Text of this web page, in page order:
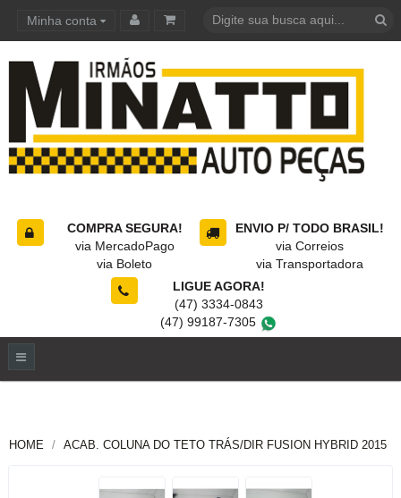
Minha conta
COMPRA SEGURA!
via MercadoPago
via Boleto
ENVIO P/ TODO BRASIL!
via Correios
via Transportadora
LIGUE AGORA!
(47) 3334-0843
(47) 99187-7305
HOME ACAB. COLUNA DO TETO TRÁS/DIR FUSION HYBRID 2015